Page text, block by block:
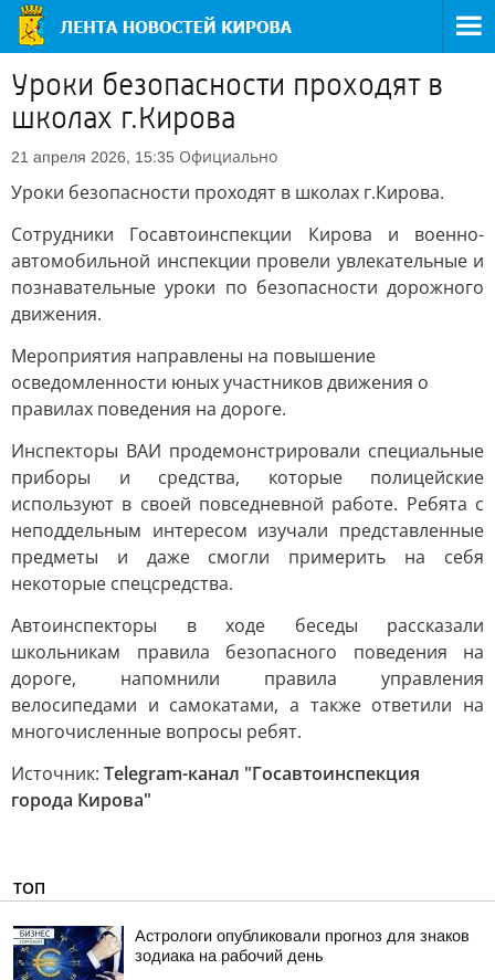
Уроки безопасности проходят в
школах г.Кирова
21 апреля 2026, 15:35 Официально
Уроки безопасности проходят в школах г.Кирова.
Сотрудники Госавтоинспекции Кирова и военно-
автомобильной инспекции провели увлекательные и
познавательные уроки по безопасности дорожного
движения.
Мероприятия направлены на повышение
осведомленности юных участников движения о
правилах поведения на дороге.
Инспекторы ВАИ продемонстрировали специальные
приборы и средства, которые полицейские
используют в своей повседневной работе. Ребята с
неподдельным интересом изучали представленные
предметы и даже смогли примерить на себя
некоторые спецсредства.
Автоинспекторы в ходе беседы рассказали
школьникам правила безопасного поведения на
дороге, напомнили правила управления
велосипедами и самокатами, а также ответили на
многочисленные вопросы ребят.
Источник: Telegram-канал "Госавтоинспекция
города Кирова"
ТОП
Астрологи опубликовали прогноз для знаков
зодиака на рабочий день